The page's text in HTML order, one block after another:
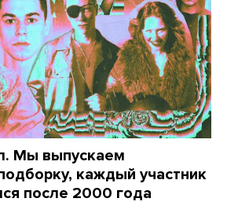
Мы выпускаем
каждый участник
после 2000 года